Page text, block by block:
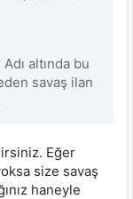
altında bu
savaş ilan
Eğer
size savaş
haneyle